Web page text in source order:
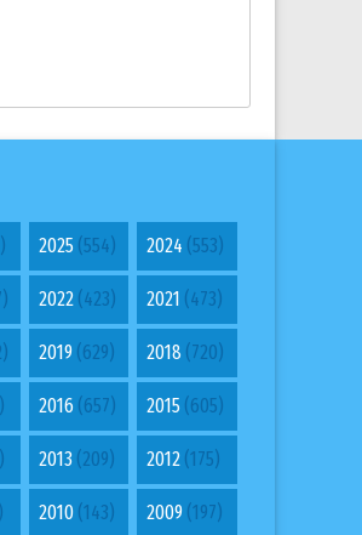
2025(554) 2024 (553)
2022(423) 2021 (473)
2019(629) 2018 (720)
2016(657) 2015 (605)
2013(209) 2012 (175)
2010(143) 2009 (197)